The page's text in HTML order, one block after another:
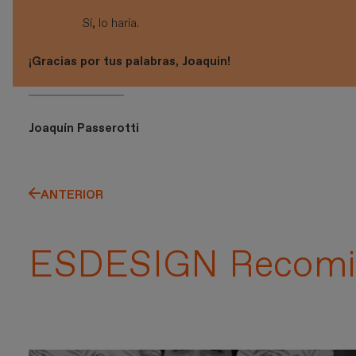
Sí, lo haría.
¡Gracias por tus palabras, Joaquin!
Joaquín Passerotti
ANTERIOR
ESDESIGN